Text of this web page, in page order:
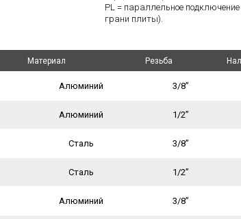
PL = параллельное
грани плиты).
Материал Резьба
Алюминий 3/8”
Алюминий 1/2”
Сталь 3/8”
Сталь 1/2”
Алюминий 3/8”
Материал Резьба